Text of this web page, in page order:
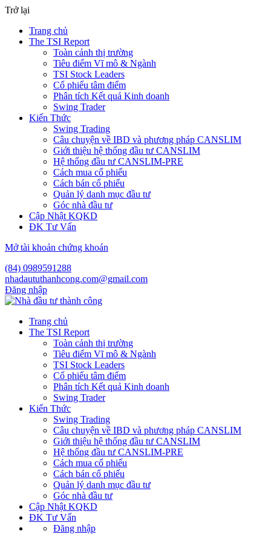
Trở lại
Trang chủ
The TSI Report
Toàn cảnh thị trường
Tiêu điểm Vĩ mô & Ngành
TSI Stock Leaders
Cổ phiếu tâm điểm
Phân tích Kết quả Kinh doanh
Swing Trader
Kiến Thức
Swing Trading
Câu chuyện về IBD và phương pháp CANSLIM
Giới thiệu hệ thống đầu tư CANSLIM
Hệ thống đầu tư CANSLIM-PRE
Cách mua cổ phiếu
Cách bán cổ phiếu
Quản lý danh mục đầu tư
Góc nhà đầu tư
Cập Nhật KQKD
ĐK Tư Vấn
Mở tài khoản chứng khoán
(84) 0989591288
nhadaututhanhcong.com@gmail.com
Đăng nhập
Trang chủ
The TSI Report
Toàn cảnh thị trường
Tiêu điểm Vĩ mô & Ngành
TSI Stock Leaders
Cổ phiếu tâm điểm
Phân tích Kết quả Kinh doanh
Swing Trader
Kiến Thức
Swing Trading
Câu chuyện về IBD và phương pháp CANSLIM
Giới thiệu hệ thống đầu tư CANSLIM
Hệ thống đầu tư CANSLIM-PRE
Cách mua cổ phiếu
Cách bán cổ phiếu
Quản lý danh mục đầu tư
Góc nhà đầu tư
Cập Nhật KQKD
ĐK Tư Vấn
Đăng nhập